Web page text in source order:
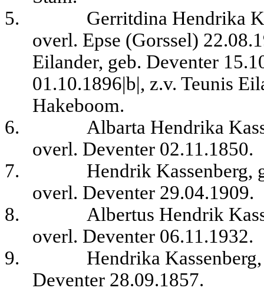
5.
Gerritdina Hendrika
overl. Epse (Gorssel)
Eilander, geb. Deventer
01.10.1896|b|, z.v. Teunis
Hakeboom.
6.
Albarta Hendrika
overl. Deventer 02.11.1850.
7.
Hendrik Kassenberg,
overl. Deventer 29.04.1909.
8.
Albertus Hendrik
overl. Deventer 06.11.1932.
9.
Hendrika
Deventer 28.09.1857.